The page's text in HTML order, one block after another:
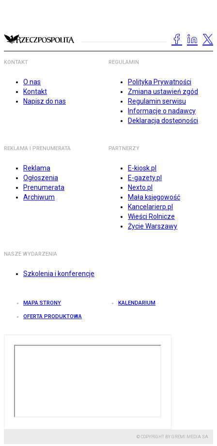
KONTAKT
O nas
Kontakt
Napisz do nas
REGULAMIN
Polityka Prywatności
Zmiana ustawień zgód
Regulamin serwisu
Informacje o nadawcy
Deklaracja dostępności
REKLAMA I PRENUMERATA
Reklama
Ogłoszenia
Prenumerata
Archiwum
PARTNERZY
E-kiosk.pl
E-gazety.pl
Nexto.pl
Mała księgowość
Kancelarierp.pl
Wieści Rolnicze
Życie Warszawy
NASZE WYDARZENIA
Szkolenia i konferencje
MAPA STRONY KALENDARIUM
OFERTA PRODUKTOWA
© COPYRIGHT BY GREMI MEDIA SA